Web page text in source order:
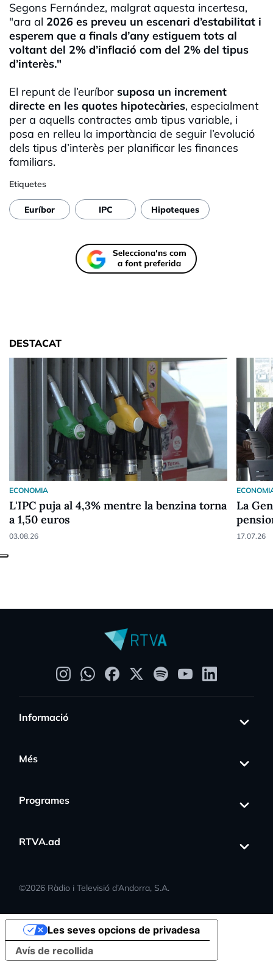
Segons Fernández, malgrat aquesta incertesa,
"ara al 2026 es preveu un escenari d’estabilitat i
esperem que a finals d’any estiguem tots al
voltant del 2% d’inflació com del 2% del tipus
d’interès."
El repunt de l’euríbor suposa un increment
directe en les quotes hipotecàries, especialment
per a aquells contractes amb tipus variable, i
posa en relleu la importància de seguir l’evolució
dels tipus d’interès per planificar les finances
familiars.
Etiquetes
Euríbor IPC Hipoteques
DESTACAT
ECONOMIA
L'IPC puja al 4,3% mentre la benzina torna
a 1,50 euros
03.08.26
La
pagarà
17.07.26
Informació
Més
Programes
RTVA.ad
©2026 Ràdio i Televisió d’Andorra, S.A.
Avís de recollida
Les seves opcions de privadesa